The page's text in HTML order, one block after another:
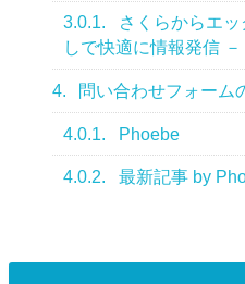
3.0.1.
さくらからエ
しで快適に情報発信
4. 問い合わせフォーム
4.0.1. Phoebe
4.0.2. 最新記事 by